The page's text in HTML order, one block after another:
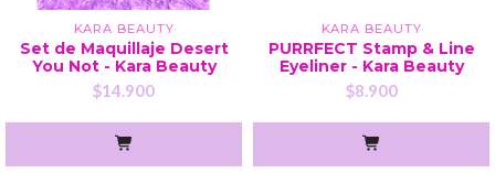
KARA BEAUTY
Set de Maquillaje Desert
You Not - Kara Beauty
$14.900
KARA BEAUTY
PURRFECT Stamp & Line
Eyeliner - Kara Beauty
$8.900